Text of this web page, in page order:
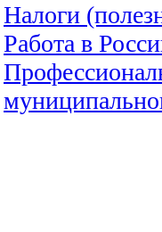
Налоги
Работа в